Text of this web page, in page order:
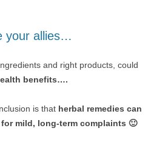
your allies…
and right products, could
benefits….
is that herbal remedies can
mild, long-term complaints 🙂